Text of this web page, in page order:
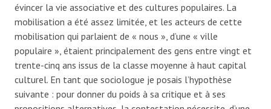
évincer la vie associative et des cultures populaires. La
mobilisation a été assez limitée, et les acteurs de cette
mobilisation qui parlaient de « nous », d’une « ville
populaire », étaient principalement des gens entre vingt et
trente-cinq ans issus de la classe moyenne à haut capital
culturel. En tant que sociologue je posais l’hypothèse
suivante : pour donner du poids à sa critique et à ses